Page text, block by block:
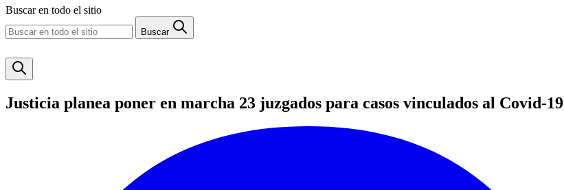
Contacto
Buscar en todo el sitio
Buscar
Justicia planea poner en marcha 23 juzgados para casos vinculados al Covid-19